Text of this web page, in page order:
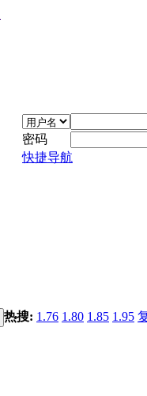
密码
快捷导航
热搜: 1.76 1.80 1.85 1.95